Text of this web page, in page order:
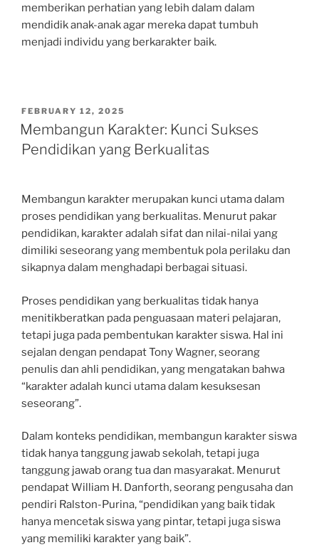
memberikan perhatian yang lebih dalam dalam
mendidik anak-anak agar mereka dapat tumbuh
menjadi individu yang berkarakter baik.
POSTED
ON
FEBRUARY 12, 2025
Membangun Karakter: Kunci Sukses
Pendidikan yang Berkualitas
Membangun karakter merupakan kunci utama dalam
proses pendidikan yang berkualitas. Menurut pakar
pendidikan, karakter adalah sifat dan nilai-nilai yang
dimiliki seseorang yang membentuk pola perilaku dan
sikapnya dalam menghadapi berbagai situasi.
Proses pendidikan yang berkualitas tidak hanya
menitikberatkan pada penguasaan materi pelajaran,
tetapi juga pada pembentukan karakter siswa. Hal ini
sejalan dengan pendapat Tony Wagner, seorang
penulis dan ahli pendidikan, yang mengatakan bahwa
“karakter adalah kunci utama dalam kesuksesan
seseorang”.
Dalam konteks pendidikan, membangun karakter siswa
tidak hanya tanggung jawab sekolah, tetapi juga
tanggung jawab orang tua dan masyarakat. Menurut
pendapat William H. Danforth, seorang pengusaha dan
pendiri Ralston-Purina, “pendidikan yang baik tidak
hanya mencetak siswa yang pintar, tetapi juga siswa
yang memiliki karakter yang baik”.